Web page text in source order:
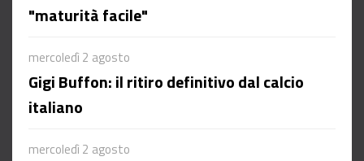
"maturità facile"
mercoledì 2 agosto
Gigi Buffon: il ritiro definitivo dal calcio
italiano
mercoledì 2 agosto